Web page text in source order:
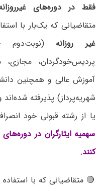
فقط در دوره‌های
متقاضیانی که یک‌بار با
غیر روزانه (نوبت‌دوم
پردیس‌خودگردان،
آموزش عالی و همچنین
شهریه‌پرداز) پذیرفته
یا از رشته قبولی خود
سهمیه ایثارگران در دوره‌های
کنند.
🔴 متقاضیانی که با استفاده